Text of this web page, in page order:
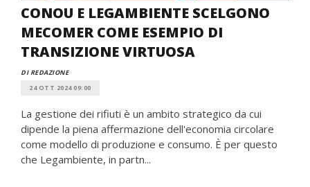
CONOU E LEGAMBIENTE SCELGONO
MECOMER COME ESEMPIO DI
TRANSIZIONE VIRTUOSA
DI REDAZIONE
24 OTT 2024 09:00
La gestione dei rifiuti è un ambito strategico da cui
dipende la piena affermazione dell'economia circolare
come modello di produzione e consumo. È per questo
che Legambiente, in partn...